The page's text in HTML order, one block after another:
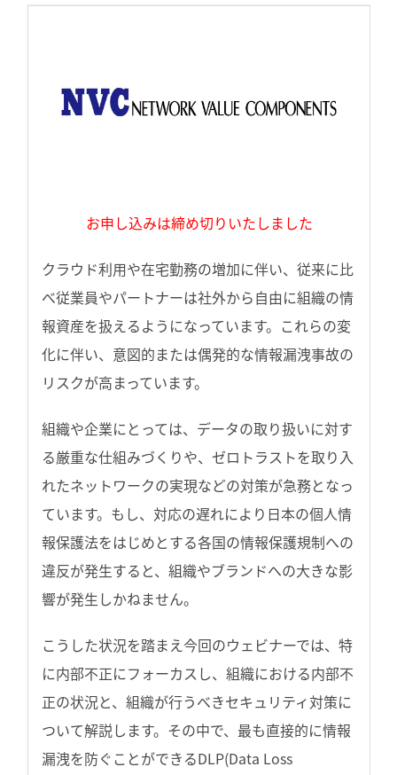
お申し込みは締め切りいたしました
クラウド利用や在宅勤務の増加に伴い、従来に比
べ従業員やパートナーは社外から自由に組織の情
報資産を扱えるようになっています。これらの変
化に伴い、意図的または偶発的な情報漏洩事故の
リスクが高まっています。
組織や企業にとっては、データの取り扱いに対す
る厳重な仕組みづくりや、ゼロトラストを取り入
れたネットワークの実現などの対策が急務となっ
ています。もし、対応の遅れにより日本の個人情
報保護法をはじめとする各国の情報保護規制への
違反が発生すると、組織やブランドへの大きな影
響が発生しかねません。
こうした状況を踏まえ今回のウェビナーでは、特
に内部不正にフォーカスし、組織における内部不
正の状況と、組織が行うべきセキュリティ対策に
ついて解説します。その中で、最も直接的に情報
漏洩を防ぐことができるDLP(Data Loss